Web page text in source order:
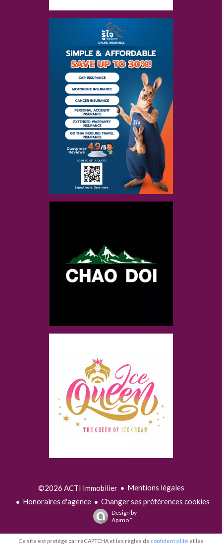
©2026 ACTI Immobilier
Mentions légales
Honoraires d'agence
Changer ses préférences cookies
Design by
Apimo™
Ce site est protégé par reCAPTCHA et les règles de confidentialité et les